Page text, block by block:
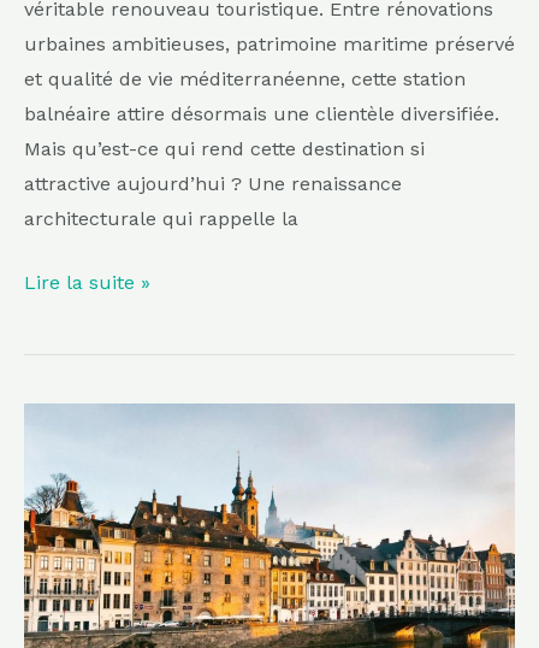
véritable renouveau touristique. Entre rénovations
urbaines ambitieuses, patrimoine maritime préservé
et qualité de vie méditerranéenne, cette station
balnéaire attire désormais une clientèle diversifiée.
Mais qu’est-ce qui rend cette destination si
attractive aujourd’hui ? Une renaissance
architecturale qui rappelle la
Lire la suite »
cette
ville
bretonne
surnommée
la